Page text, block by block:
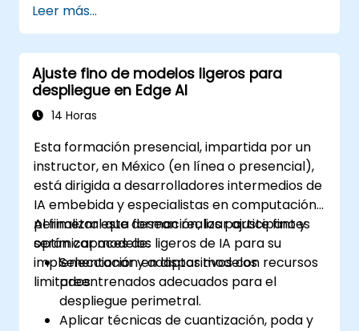
Optimizar el rendimiento del ajuste fino
con recursos computacionales limitados
mediante la cuantificación.
Desplegar y evaluar modelos ajustados
finamente en aplicaciones del mundo real
de manera eficiente.
Leer más...
Ajuste fino de modelos ligeros para
despliegue en Edge AI
14 Horas
Esta formación presencial, impartida por un
instructor, en México (en línea o presencial),
está dirigida a desarrolladores intermedios de
IA embebida y especialistas en computación
perimetral que desean realizar ajuste fino y
optimizar modelos ligeros de IA para su
implementación en dispositivos con recursos
limitados.
Al finalizar esta formación, los participantes
serán capaces de:
Seleccionar y adaptar modelos
preentrenados adecuados para el
despliegue perimetral.
Aplicar técnicas de cuantización, poda y